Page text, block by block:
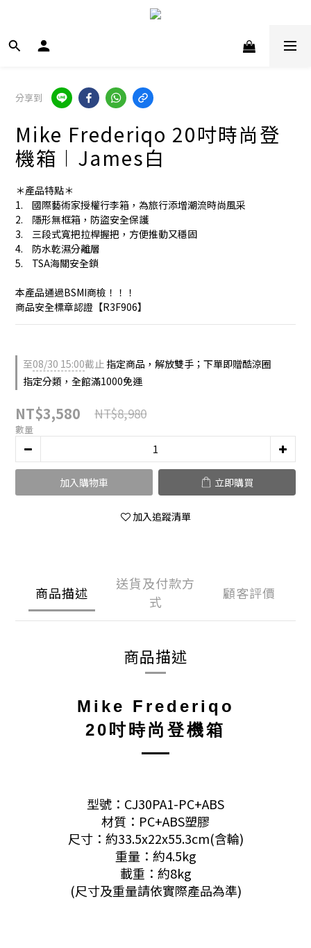
分享到
Mike Frederiqo 20吋時尚登
機箱︱James白
＊產品特點＊
1.	國際藝術家授權行李箱，為旅行添增潮流時尚風采
2.	隱形無框箱，防盜安全保護
3.	三段式寬把拉桿握把，方便推動又穩固
4.	防水乾濕分離層
5.	TSA海關安全鎖
本產品通過BSMI商檢！！！
商品安全標章認證【R3F906】
至08/30 15:00截止 指定商品，解放雙手；下單即贈酷涼圈
指定分類，全館滿1000免運
NT$3,580 NT$8,980
數量
加入購物車 立即購買
加入追蹤清單
商品描述
送貨及付款方
式
顧客評價
商品描述
Mike Frederiqo
20吋時尚登機箱
型號：CJ30PA1-PC+ABS
材質：PC+ABS塑膠
尺寸：約33.5x22x55.3cm(含輪)
重量：約4.5kg
載重：約8kg
(尺寸及重量請依實際產品為準)